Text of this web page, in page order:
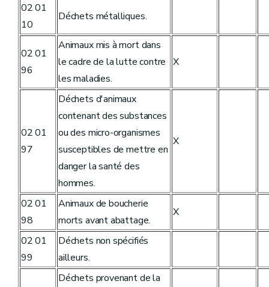
02 01
10
Déchets métalliques.
02 01
96
Animaux mis à mort dans
le cadre de la lutte contre
les maladies.
X
02 01
97
Déchets d'animaux
contenant des substances
ou des micro-organismes
susceptibles de mettre en
danger la santé des
hommes.
X
02 01
98
Animaux de boucherie
morts avant abattage.
X
02 01
99
Déchets non spécifiés
ailleurs.
Déchets provenant de la